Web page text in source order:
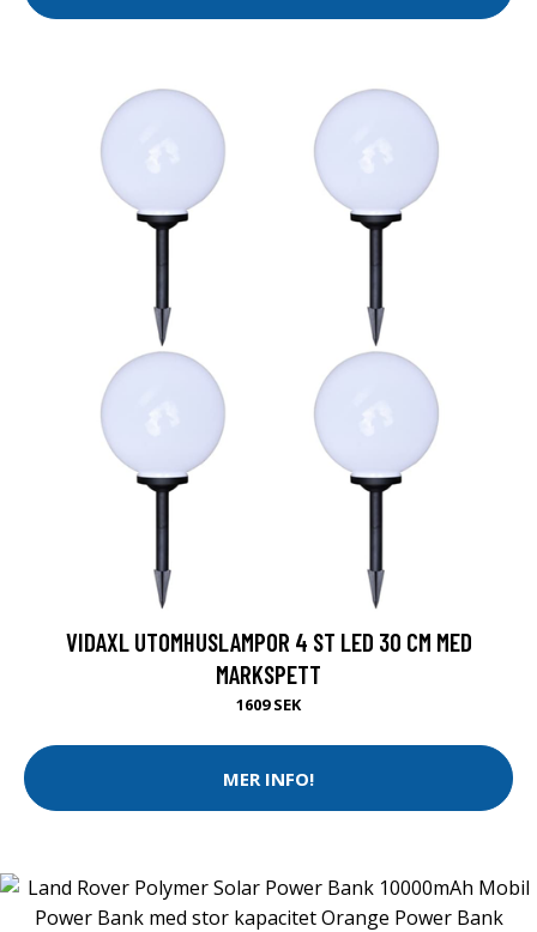
VIDAXL UTOMHUSLAMPOR 4 ST LED 30 CM MED
MARKSPETT
1609 SEK
MER INFO!